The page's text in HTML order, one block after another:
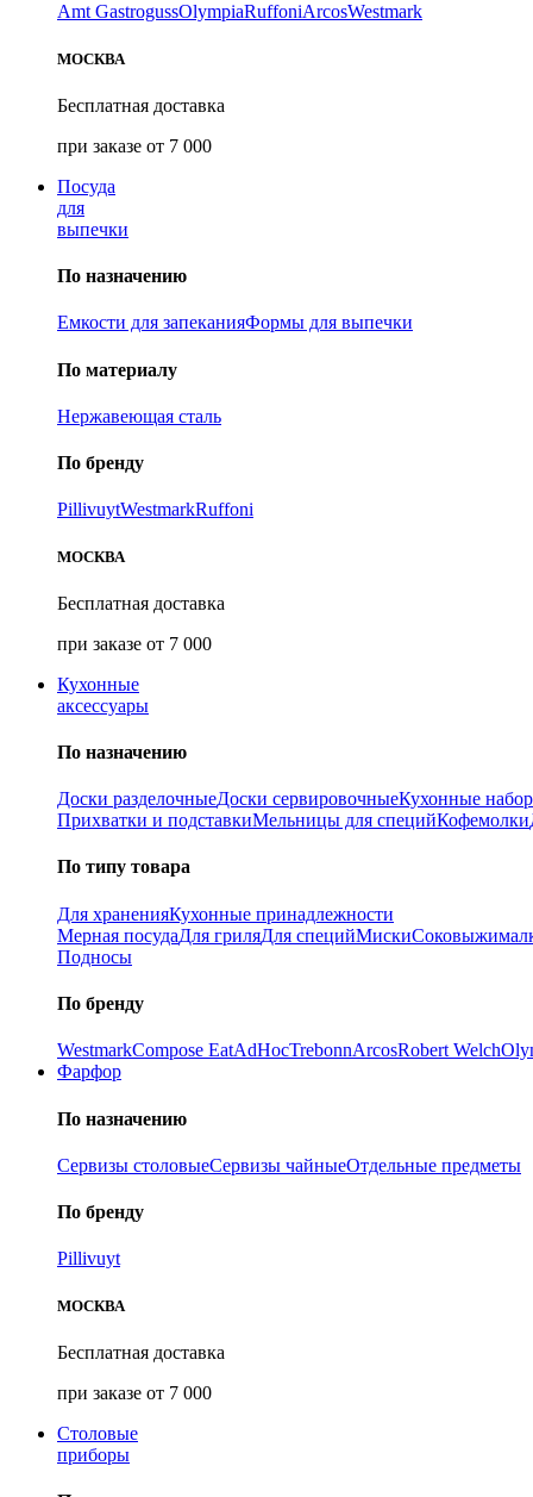
Amt GastrogussOlympiaRuffoniArcosWestmark
МОСКВА
Бесплатная доставка
при заказе от 7 000
Посуда
для
выпечки
По назначению
Емкости для запеканияФормы для выпечки
По материалу
Нержавеющая сталь
По бренду
PillivuytWestmarkRuffoni
МОСКВА
Бесплатная доставка
при заказе от 7 000
Кухонные
аксессуары
По назначению
Доски разделочныеДоски сервировочныеКухонные
Прихватки и подставкиМельницы для специйКофемолки
По типу товара
Для храненияКухонные принадлежности
Мерная посудаДля гриляДля специйМиски
Подносы
По бренду
WestmarkCompose EatAdHocTrebonnArcosRobert Welch
Фарфор
По назначению
Сервизы столовыеСервизы чайныеОтдельные предметы
По бренду
Pillivuyt
МОСКВА
Бесплатная доставка
при заказе от 7 000
Столовые
приборы